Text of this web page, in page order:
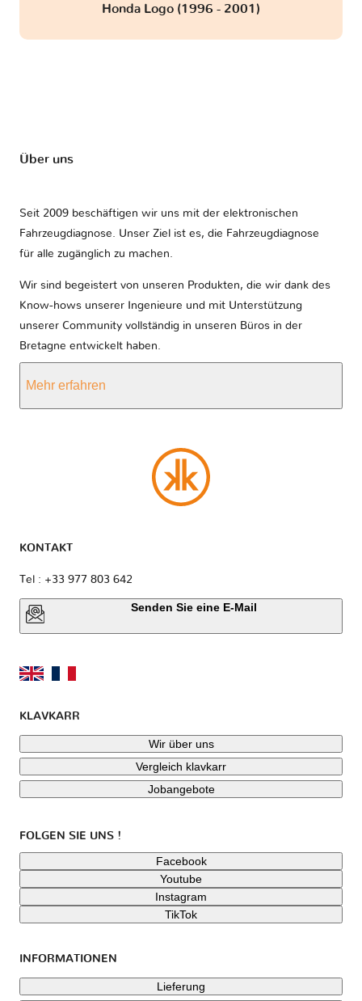
Honda Logo (1996 - 2001)
Über uns
Seit 2009 beschäftigen wir uns mit der elektronischen
Fahrzeugdiagnose. Unser Ziel ist es, die Fahrzeugdiagnose
für alle zugänglich zu machen.
Wir sind begeistert von unseren Produkten, die wir dank des
Know-hows unserer Ingenieure und mit Unterstützung
unserer Community vollständig in unseren Büros in der
Bretagne entwickelt haben.
Mehr erfahren
KONTAKT
Tel : +33 977 803 642
Senden Sie eine E-Mail
KLAVKARR
Wir über uns
Vergleich klavkarr
Jobangebote
FOLGEN SIE UNS !
Facebook
Youtube
Instagram
TikTok
INFORMATIONEN
Lieferung